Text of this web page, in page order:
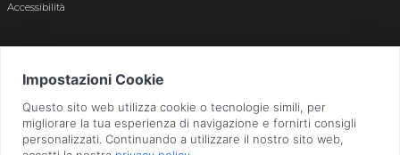
Accessibilità
Bergamo n. 01496180165 · Capitale Sociale i.v. € 800.000,00